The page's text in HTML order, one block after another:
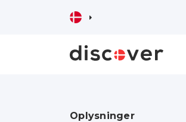
Oplysninger